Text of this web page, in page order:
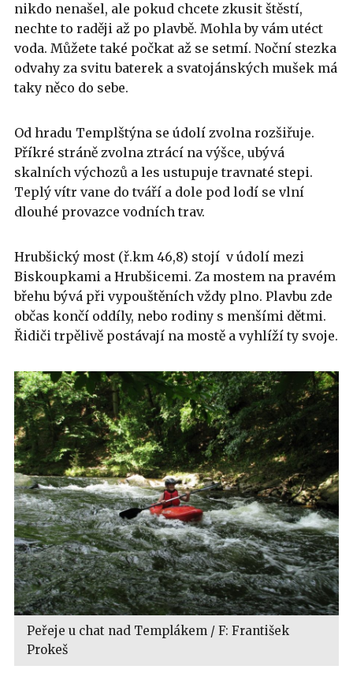
nikdo nenašel, ale pokud chcete zkusit štěstí,
nechte to raději až po plavbě. Mohla by vám utéct
voda. Můžete také počkat až se setmí. Noční stezka
odvahy za svitu baterek a svatojánských mušek má
taky něco do sebe.
Od hradu Templštýna se údolí zvolna rozšiřuje.
Příkré stráně zvolna ztrácí na výšce, ubývá
skalních výchozů a les ustupuje travnaté stepi.
Teplý vítr vane do tváří a dole pod lodí se vlní
dlouhé provazce vodních trav.
Hrubšický most (ř.km 46,8) stojí v údolí mezi
Biskoupkami a Hrubšicemi. Za mostem na pravém
břehu bývá při vypouštěních vždy plno. Plavbu zde
občas končí oddíly, nebo rodiny s menšími dětmi.
Řidiči trpělivě postávají na mostě a vyhlíží ty svoje.
Peřeje u chat nad Templákem / F: František
Prokeš